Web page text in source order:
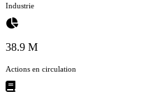
Industrie
38.9 M
Actions en circulation